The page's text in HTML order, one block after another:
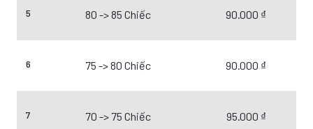
5 80 -> 85 Chiếc 90.000 ₫
6 75 -> 80 Chiếc 90.000 ₫
7 70 -> 75 Chiếc 95.000 ₫